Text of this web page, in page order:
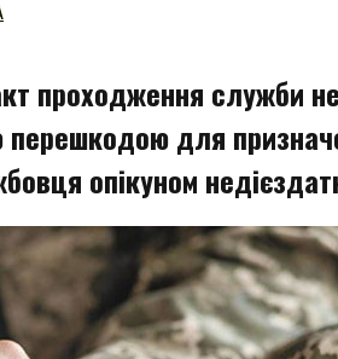
проходження служби
перешкодою для
опікуном